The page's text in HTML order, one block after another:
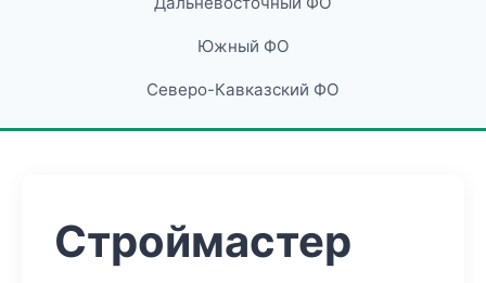
Южный ФО
Северо-Кавказский ФО
Строймастер